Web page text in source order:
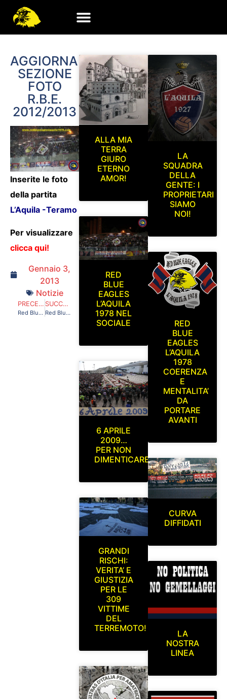
AGGIORNAMENTO
SEZIONE
FOTO
R.B.E.
2012/2013
Inserite le foto
della partita
L’Aquila -Teramo
Per visualizzare
clicca qui!
Gennaio 3,
2013
Notizie
PRECEDENTE
Red Blue Eagles L’Aquila 1978 in curva sud. L’Aquila-Teramo Lunedi 10 Dicembre 2012 (partita rinviata per neve)
SUCCESSIVO
Red Blue Eagles L’Aquila 1978 in curva sud. L’Aquila- Aversa Normanna Domenica 25 Novembre 2012
ALLA MIA
TERRA
GIURO
ETERNO
AMOR!
RED
BLUE
EAGLES
L’AQUILA
1978 NEL
SOCIALE
6 APRILE
2009…
PER NON
DIMENTICARE
GRANDI
RISCHI:
VERITA’ E
GIUSTIZIA
PER LE
309
VITTIME
DEL
TERREMOTO!
LA
SQUADRA
DELLA
GENTE: I
PROPRIETARI
SIAMO
NOI!
RED
BLUE
EAGLES
L’AQUILA
1978
COERENZA
E
MENTALITA’
DA
PORTARE
AVANTI
CURVA
DIFFIDATI
LA
NOSTRA
LINEA